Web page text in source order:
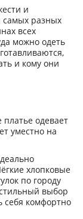
и
самых разных
всех
можно одеть
и кому они
одевает
уместно на
хлопковые
по городу
выбор
себя комфортно